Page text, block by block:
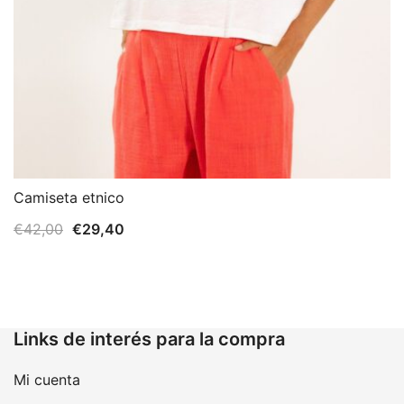
Camiseta etnico
€42,00 El
€29,40
Links de interés para la compra
Mi cuenta